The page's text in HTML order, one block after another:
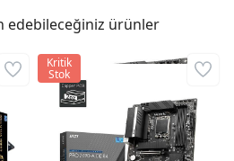
edebileceğiniz ürünler
Kritik
Stok